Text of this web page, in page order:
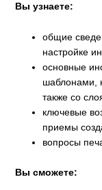
Вы узнаете:
общие
настройке
основные
шаблонами,
также со
ключевые
приемы
вопросы
Вы сможете: